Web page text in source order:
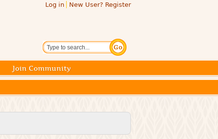
Log in New User? Register
Search
Join Community